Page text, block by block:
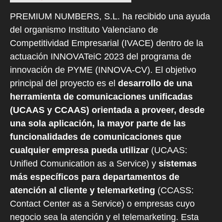
PREMIUM NUMBERS, S.L. ha recibido una ayuda
del organismo Instituto Valenciano de
Competitividad Empresarial (IVACE) dentro de la
actuación INNOVATeiC 2023 del programa de
innovación de PYME (INNOVA-CV). El objetivo
principal del proyecto es el desarrollo de una
herramienta de comunicaciones unificadas
(UCAAS y CCAAS) orientada a proveer, desde
una sola aplicación, la mayor parte de las
funcionalidades de comunicaciones que
cualquier empresa pueda utilizar (UCAAS:
Unified Comunication as a Service) y sistemas
más específicos para departamentos de
atención al cliente y telemarketing (CCASS:
Contact Center as a Service) o empresas cuyo
negocio sea la atención y el telemarketing. Esta